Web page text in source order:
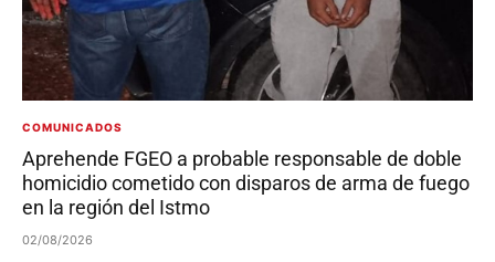
COMUNICADOS
Aprehende FGEO a probable responsable de doble
homicidio cometido con disparos de arma de fuego
en la región del Istmo
02/08/2026